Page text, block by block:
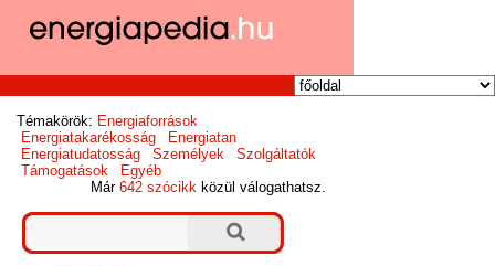
Témakörök: Energiaforrások
Energiatakarékosság
Energiatan
Energiatudatosság
Személyek
Szolgáltatók
Támogatások
Egyéb
Már642 szócikk közül válogathatsz.